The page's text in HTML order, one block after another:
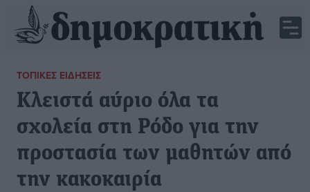
ΤΟΠΙΚΈΣ ΕΙΔΉΣΕΙΣ
Κλειστά αύριο όλα τα
σχολεία στη Ρόδο για την
προστασία των μαθητών από
την κακοκαιρία